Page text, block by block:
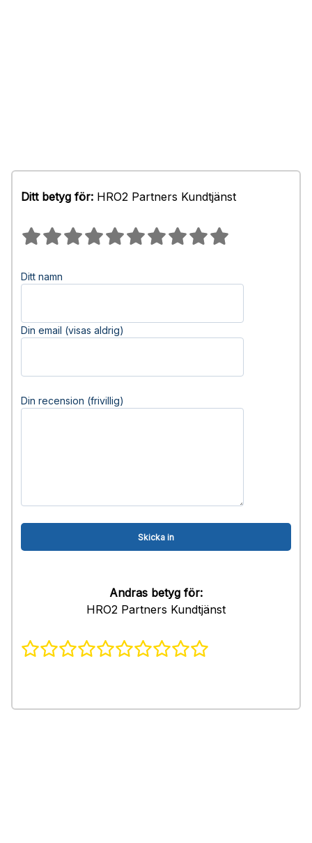
Ditt betyg för: HRO2 Partners Kundtjänst
Ditt namn
Din email (visas aldrig)
Din recension (frivillig)
Andras betyg för:
HRO2 Partners Kundtjänst